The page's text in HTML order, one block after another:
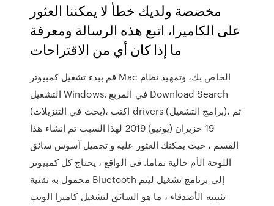
مخصصة ولديك خطأ لا يمكننا العثور
على الكاميرا، اتبع هذه الرسالة ومعرفة
ما إذا كان أي من الاقتراحات
قم ببدء تشغيل كمبيوتر Mac الخاص بك، وتمهيد نظام
التشغيل Windows. في المربع Download Search
(بحث في التنزيلات)، اكتب drivers (برامج التشغيل)، ثم
19 حزيران (يونيو) 2019 لهذا السبب تم إنشاء هذا
القسم ، حيث يمكنك العثور عليه و تحميل آسوس سائق
اللوحة الأم خالية تماما. في الواقع ، يحتاج كل كمبيوتر
محمول به تقنية Bluetooth إلى برنامج تشغيل ليتم
تثبيته الأصدقاء ، ما هو السائق لتشغيل كاميرا الويب